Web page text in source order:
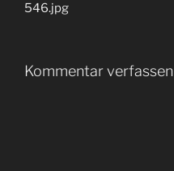
546.jpg
Kommentar verfassen